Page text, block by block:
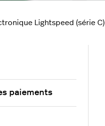
Lightspeed (série C)
paiements